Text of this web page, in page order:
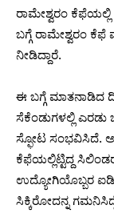
ರಾಮೇಶ್ವರಂ ಕೆಫೆಯಲ್ಲಿ
ಬಗ್ಗೆ ರಾಮೇಶ್ವರಂ
ನೀಡಿದ್ದಾರೆ.
ಈ ಬಗ್ಗೆ ಮಾತನಾಡಿದ
ಸೆಕೆಂಡುಗಳಲ್ಲಿ
ಸ್ಫೋಟ ಸಂಭವಿಸಿದೆ.
ಕೆಫೆಯಲ್ಲಿಟ್ಟಿದ್ದ
ಉದ್ಯೋಗಿಯೊಬ್ಬರ ಐಡಿ
ಸಿಕ್ಕಿರೋದನ್ನ